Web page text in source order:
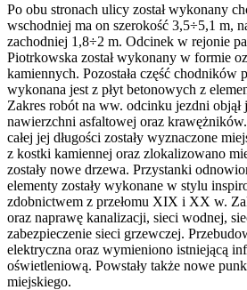
Po obu stronach ulicy został wykonany
wschodniej ma on szerokość 3,5÷5,1 m,
zachodniej 1,8÷2 m. Odcinek w rejonie
Piotrkowska został wykonany w formie
kamiennych. Pozostała część chodników
wykonana jest z płyt betonowych z
Zakres robót na ww. odcinku jezdni
nawierzchni asfaltowej oraz
całej jej długości zostały wyznaczone
z kostki kamiennej oraz zlokalizowano
zostały nowe drzewa. Przystanki
elementy zostały wykonane w stylu
zdobnictwem z przełomu XIX i XX w.
oraz naprawę kanalizacji, sieci wodnej,
zabezpieczenie sieci grzewczej.
elektryczna oraz wymieniono istniejącą
oświetleniową. Powstały także nowe
miejskiego.